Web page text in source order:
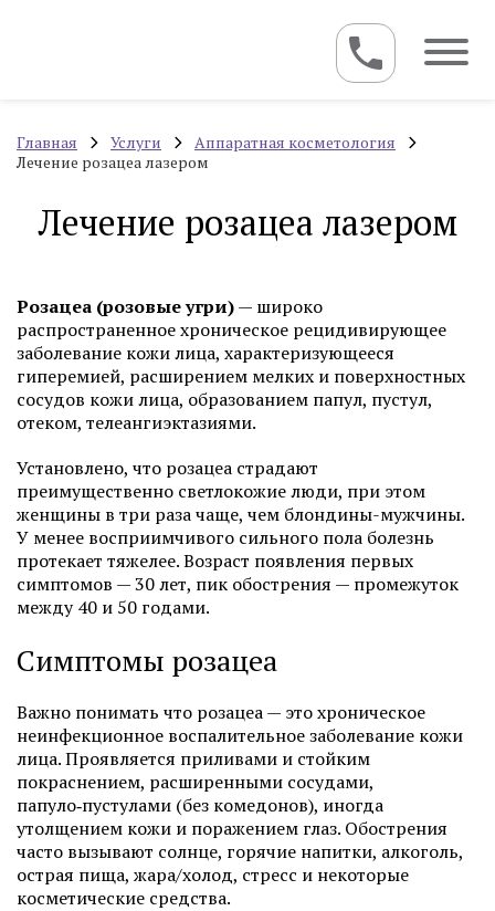
Главная Услуги
Аппаратная косметология
Лечение розацеа лазером
Лечение розацеа лазером
Розацеа (розовые угри)— широко
распространенное хроническое рецидивирующее
заболевание кожи лица, характеризующееся
гиперемией, расширением мелких и поверхностных
сосудов кожи лица, образованием папул, пустул,
отеком, телеангиэктазиями.
Установлено, что розацеа страдают
преимущественно светлокожие люди, при этом
женщины в три раза чаще, чем блондины-мужчины.
У менее восприимчивого сильного пола болезнь
протекает тяжелее. Возраст появления первых
симптомов — 30 лет, пик обострения — промежуток
между 40 и 50 годами.
Симптомы розацеа
Важно понимать что розацеа — это хроническое
неинфекционное воспалительное заболевание кожи
лица. Проявляется приливами и стойким
покраснением, расширенными сосудами,
папуло‑пустулами (без комедонов), иногда
утолщением кожи и поражением глаз. Обострения
часто вызывают солнце, горячие напитки, алкоголь,
острая пища, жара/холод, стресс и некоторые
косметические средства.